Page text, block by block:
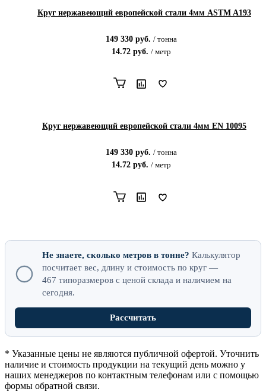
Круг нержавеющий европейской стали 4мм ASTM A193
149 330 руб. / тонна
14.72 руб. / метр
Круг нержавеющий европейской стали 4мм EN 10095
149 330 руб. / тонна
14.72 руб. / метр
Не знаете, сколько метров в тонне? Калькулятор
посчитает вес, длину и стоимость покруг —
467 типоразмеров с ценой склада и наличием на
сегодня.
Рассчитать
* Указанные цены не являются публичной офертой. Уточнить
наличие и стоимость продукции на текущий день можно у
наших менеджеров по контактным телефонам или с помощью
формы обратной связи.